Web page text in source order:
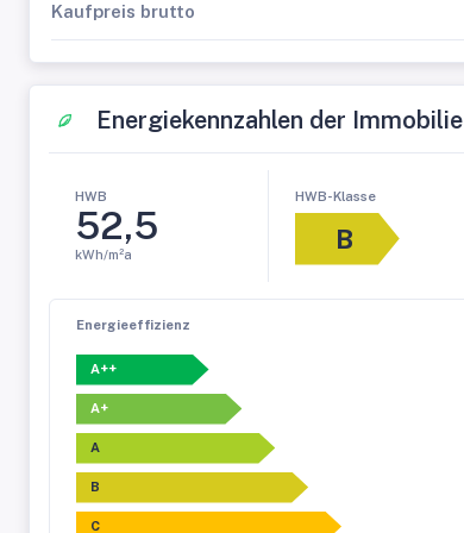
Kaufpreis brutto
Energiekennzahlen der Immobilie
HWB
52,5
kWh/m²a
HWB-Klasse
B
Energieeffizienz
A++
A+
A
B
C